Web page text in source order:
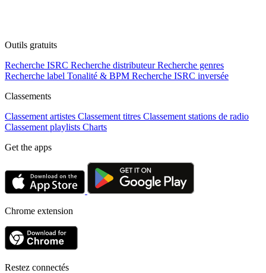
Outils gratuits
Recherche ISRC Recherche distributeur Recherche genres
Recherche label Tonalité & BPM Recherche ISRC inversée
Classements
Classement artistes Classement titres Classement stations de radio
Classement playlists Charts
Get the apps
Chrome extension
Restez connectés